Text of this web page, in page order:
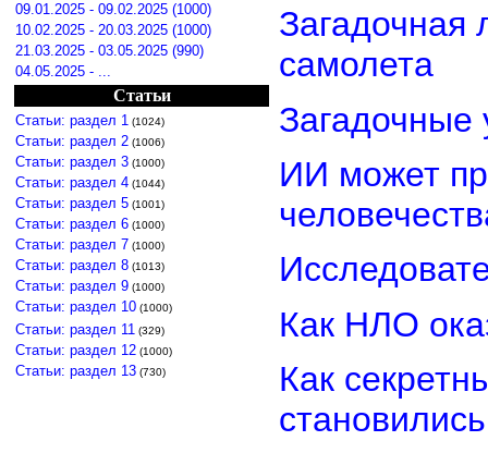
09.01.2025 - 09.02.2025 (1000)
10.02.2025 - 20.03.2025 (1000)
21.03.2025 - 03.05.2025 (990)
04.05.2025 - ...
Статьи
Статьи: раздел 1 (1024)
Статьи: раздел 2 (1006)
Статьи: раздел 3 (1000)
Статьи: раздел 4 (1044)
Статьи: раздел 5 (1001)
Статьи: раздел 6 (1000)
Статьи: раздел 7 (1000)
Статьи: раздел 8 (1013)
Статьи: раздел 9 (1000)
Статьи: раздел 10 (1000)
Статьи: раздел 11 (329)
Статьи: раздел 12 (1000)
Статьи: раздел 13 (730)
Загадочная
самолета
Загадочные
ИИ может
Как НЛО
Как